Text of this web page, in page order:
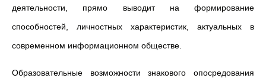
деятельности, прямо выводит на формирование
способностей, личностных характеристик, актуальных в
современном информационном обществе.
Образовательные возможности знакового опосредования